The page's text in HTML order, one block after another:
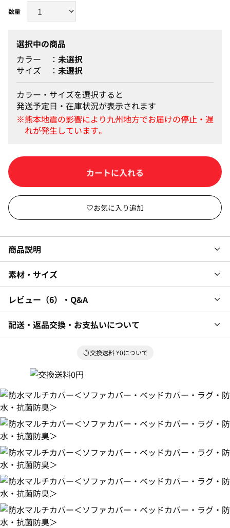
選択中の商品
カラー
未選択
サイズ
未選択
カラー・サイズを選択すると
発送予定日・在庫状況が表示されます
カートに入れる
商品説明
素材・サイズ
レビュー 6 ・Q&A
配送・返品交換・お支払いについて
交換送料 ¥0について